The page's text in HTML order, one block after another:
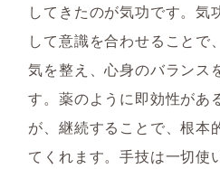
してきたのが気功です。気
して意識を合わせることで
気を整え、心身のバランス
す。薬のように即効性があ
が、継続することで、根本
てくれます。手技は一切使